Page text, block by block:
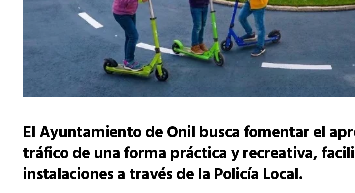
El Ayuntamiento de Onil busca fomentar el
tráfico de una forma práctica y recreativa,
instalaciones a través de la Policía Local.